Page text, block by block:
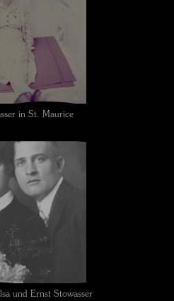
in St. Maurice
und Ernst Stowasser